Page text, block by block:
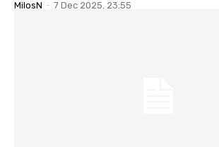
MilosN - 7 Dec 2025. 23:55